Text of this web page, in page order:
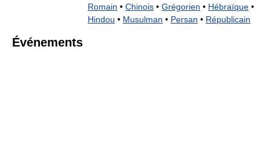
Romain • Chinois • Grégorien • Hébraïque •
Hindou • Musulman • Persan • Républicain
Événements